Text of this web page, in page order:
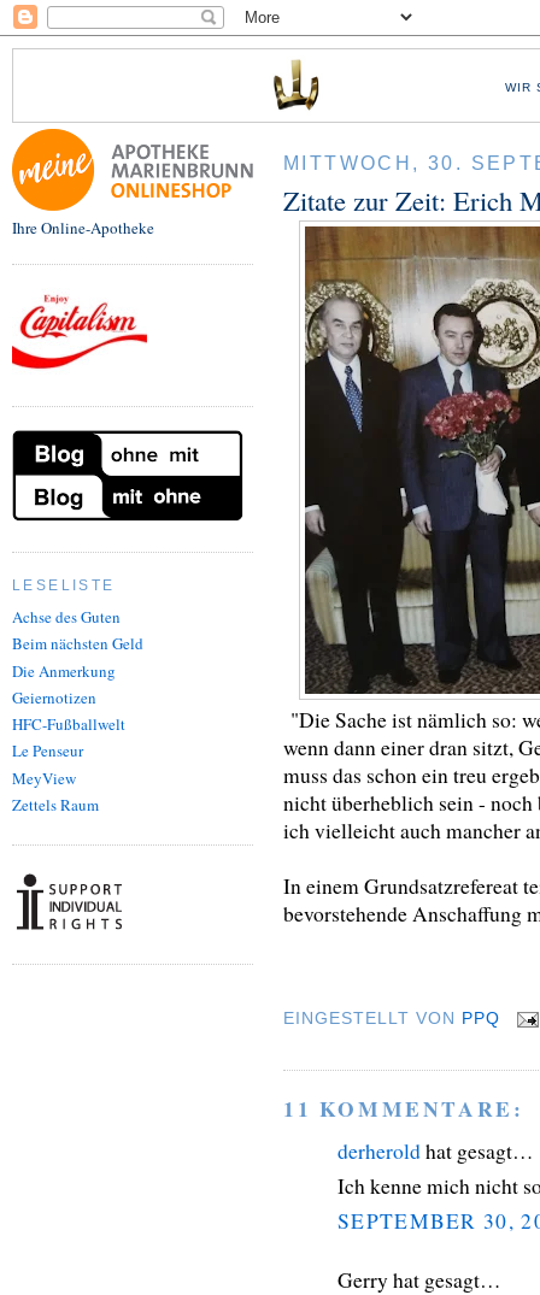
WIR
Ihre Online-Apotheke
LESELISTE
Achse des Guten
Beim nächsten Geld
Die Anmerkung
Geiernotizen
HFC-Fußballwelt
Le Penseur
MeyView
Zettels Raum
MITTWOCH, 30.
Zitate zur Zeit: Erich
"Die Sache ist nämlich so:
wenn dann einer dran sitzt,
muss das schon ein treu
nicht überheblich sein -
ich vielleicht auch mancher
In einem Grundsatzrefereat
bevorstehende Anschaffung
EINGESTELLT VON PPQ
11 KOMMENTARE:
derheroldhat gesagt…
Ich kenne mich nicht
SEPTEMBER 30,
Gerry hat gesagt…